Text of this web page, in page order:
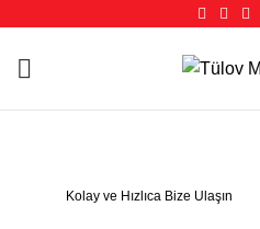
Kolay ve Hızlıca Bize Ulaşın